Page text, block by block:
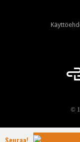
©
Seuraa!